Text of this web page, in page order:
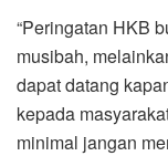
“Peringatan HKB
musibah,
dapat datang
kepada
minimal jangan